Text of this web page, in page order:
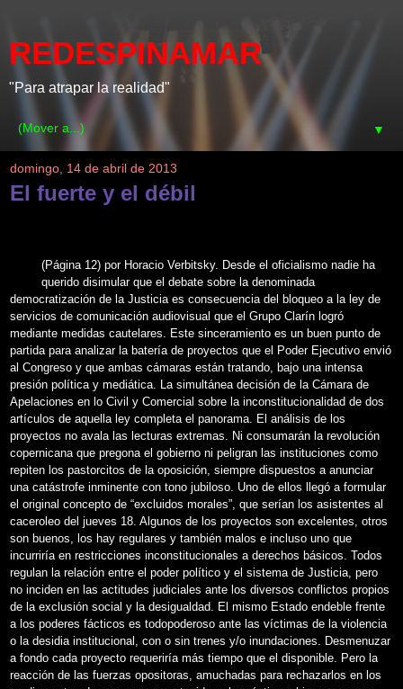
REDESPINAMAR
"Para atrapar la realidad"
▼
domingo, 14 de abril de 2013
El fuerte y el débil
(Página 12) por Horacio Verbitsky. Desde el oficialismo nadie ha
querido disimular que el debate sobre la denominada
democratización de la Justicia es consecuencia del bloqueo a la ley de
servicios de comunicación audiovisual que el Grupo Clarín logró
mediante medidas cautelares. Este sinceramiento es un buen punto de
partida para analizar la batería de proyectos que el Poder Ejecutivo envió
al Congreso y que ambas cámaras están tratando, bajo una intensa
presión política y mediática. La simultánea decisión de la Cámara de
Apelaciones en lo Civil y Comercial sobre la inconstitucionalidad de dos
artículos de aquella ley completa el panorama. El análisis de los
proyectos no avala las lecturas extremas. Ni consumarán la revolución
copernicana que pregona el gobierno ni peligran las instituciones como
repiten los pastorcitos de la oposición, siempre dispuestos a anunciar
una catástrofe inminente con tono jubiloso. Uno de ellos llegó a formular
el original concepto de “excluidos morales”, que serían los asistentes al
caceroleo del jueves 18. Algunos de los proyectos son excelentes, otros
son buenos, los hay regulares y también malos e incluso uno que
incurriría en restricciones inconstitucionales a derechos básicos. Todos
regulan la relación entre el poder político y el sistema de Justicia, pero
no inciden en las actitudes judiciales ante los diversos conflictos propios
de la exclusión social y la desigualdad. El mismo Estado endeble frente
a los poderes fácticos es todopoderoso ante las víctimas de la violencia
o la desidia institucional, con o sin trenes y/o inundaciones. Desmenuzar
a fondo cada proyecto requeriría más tiempo que el disponible. Pero la
reacción de las fuerzas opositoras, amuchadas para rechazarlos en los